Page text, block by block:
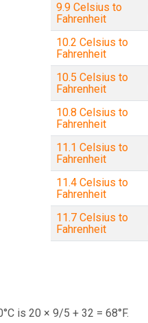
9.9 Celsius to
Fahrenheit
10.2 Celsius to
Fahrenheit
10.5 Celsius to
Fahrenheit
10.8 Celsius to
Fahrenheit
11.1 Celsius to
Fahrenheit
11.4 Celsius to
Fahrenheit
11.7 Celsius to
Fahrenheit
is 20 × 9/5 + 32 = 68°F.